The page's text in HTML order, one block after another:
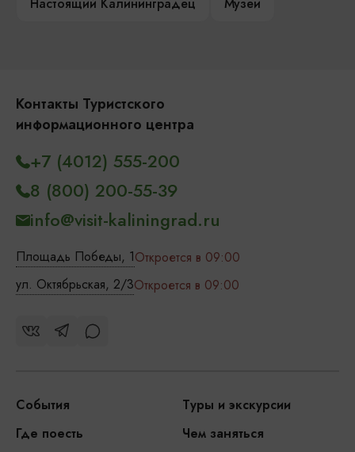
Контакты Туристского
информационного центра
Площадь Победы, 1Откроется в 09:00
ул. Октябрьская, 2/3Откроется в 09:00
+7 (4012) 555-200
8 (800) 200-55-39
info@visit-kaliningrad.ru
События
Туры и экскурсии
Где поесть
Чем заняться